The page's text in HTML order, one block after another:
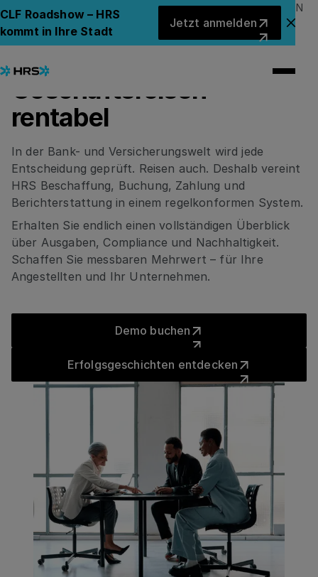
CLF Roadshow – HRS
kommt in Ihre Stadt
Jetzt anmelden
Jetzt anmelden
HRS FÜR FINANZDIENSTLEISTER UND VERSICHERUNGEN
So machen
Finanzinstitute
Geschäftsreisen
rentabel
In der Bank- und Versicherungswelt wird jede
Entscheidung geprüft. Reisen auch. Deshalb vereint
HRS Beschaffung, Buchung, Zahlung und
Berichterstattung in einem regelkonformen System.
Erhalten Sie endlich einen vollständigen Überblick
über Ausgaben, Compliance und Nachhaltigkeit.
Schaffen Sie messbaren Mehrwert – für Ihre
Angestellten und Ihr Unternehmen.
Demo buchen
Erfolgsgeschichten entdecken